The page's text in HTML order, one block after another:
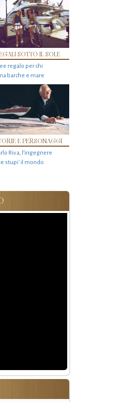
SOTTO IL SOLE
regalo per chi
barche e mare
E PERSONAGGI
Riva, l’ingegnere
stupi' il mondo